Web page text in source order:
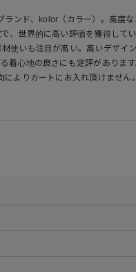
ンド、kolor（カラー）。高度な
、世界的に高い評価を獲得して
使いも注目が高い。高いデザイ
着心地の良さにも定評がありま
よりカートにお入れ頂けません。